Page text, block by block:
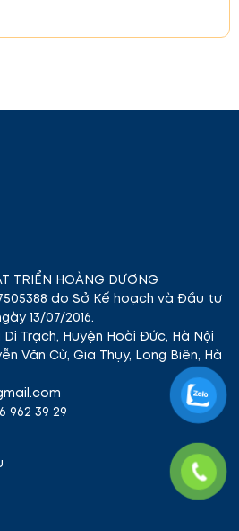
bám lâu 12 giờ. Son
sắc rõ ràng và kết cấu
TRIỂN HOÀNG DƯƠNG
do Sở Kế hoạch và Đầu tư
13/07/2016.
Trạch, Huyện Hoài Đức, Hà Nội
Văn Cừ, Gia Thụy, Long Biên, Hà
962 39 29